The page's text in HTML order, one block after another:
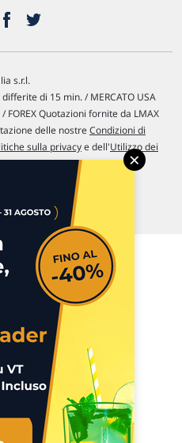
s.r.l.
di 15 min. / MERCATO USA
Quotazioni fornite da LMAX
delle nostreCondizioni di
sulla privacye dell'Utilizzo dei
×